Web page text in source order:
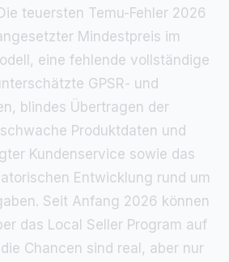
teuersten Temu-Fehler 2026
Mindestpreis im
eine fehlende vollständige
GPSR- und
blindes Übertragen der
Produktdaten und
Kundenservice sowie das
Entwicklung rund um
Seit Anfang 2026 können
das Local Seller Program auf
Chancen sind real, aber nur